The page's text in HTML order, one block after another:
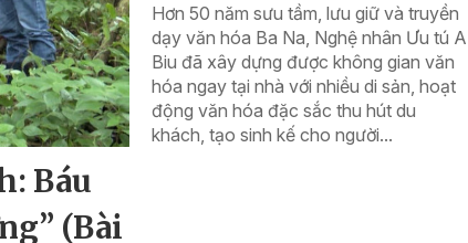
Báu
(Bài
Hơn 50 năm sưu tầm, lưu giữ và truyền
dạy văn hóa Ba Na, Nghệ nhân Ưu tú A
Biu đã xây dựng được không gian văn
hóa ngay tại nhà với nhiều di sản, hoạt
động văn hóa đặc sắc thu hút du
khách, tạo sinh kế cho người...